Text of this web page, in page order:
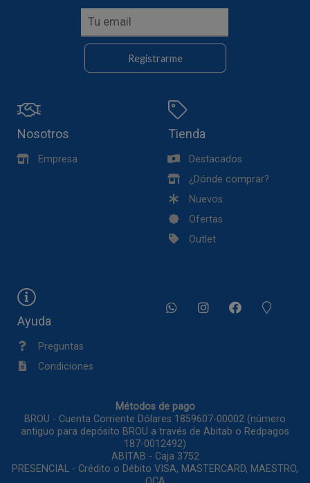
Registrarme
Nosotros
Empresa
Tienda
Destacados
¿Dónde comprar?
Nuevos
Ofertas
Outlet
Ayuda
Preguntas
Condiciones
Métodos de pago
BROU - Cuenta Corriente Dólares 1859607-00002 (número
antiguo para depósito BROU a través de Abitab o Redpagos
187-0012492)
ABITAB - Caja 3752
PRESENCIAL - Crédito o Débito VISA, MASTERCARD, MAESTRO,